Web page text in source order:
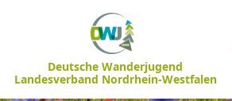
Deutsche Wanderjugend
Landesverband Nordrhein-Westfalen